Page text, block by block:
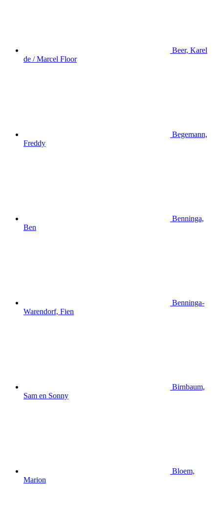
Beer, Karel
de / Marcel Floor
Begemann,
Freddy
Benninga,
Ben
Benninga-
Warendorf, Fien
Birnbaum,
Sam en Sonny
Bloem,
Marion